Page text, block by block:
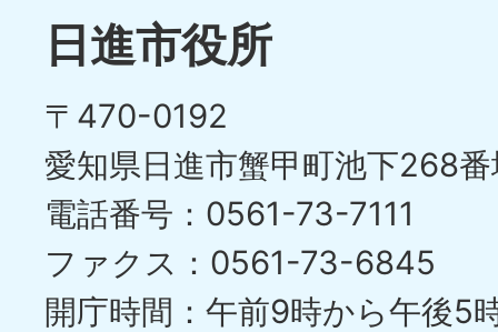
イ
目
の
ス
ラ
イ
ド
日進市役所
〒470-0192
愛知県日進市蟹甲町池下268
電話番号：0561-73-7111
ファクス：0561-73-6845
開庁時間：午前9時から午後5